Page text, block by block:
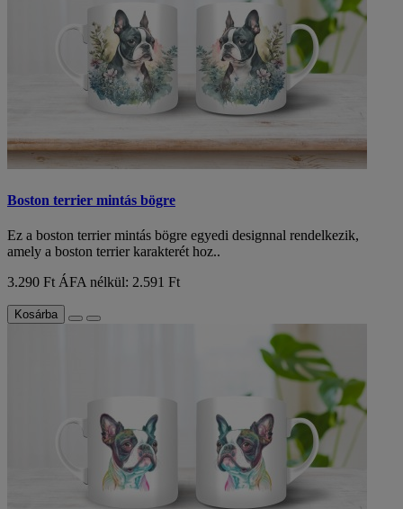
Boston terrier mintás bögre
Ez a boston terrier mintás bögre egyedi designnal rendelkezik,
amely a boston terrier karakterét hoz..
3.290 Ft ÁFA nélkül: 2.591 Ft
Kosárba